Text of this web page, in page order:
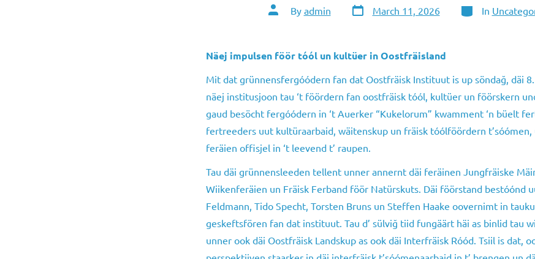
Post
author
By admin
Post
date
March 11, 2026 Categories
In
Näej impulsen föör tóól un kultüer in Oostfräisland
Mit dat grünnensfergóódern fan dat Oostfräisk Instituut is up söndağ, däi
näej institusjoon tau ‘t föördern fan oostfräisk tóól, kultüer un föörskern
gaud besöcht fergóódern in ‘t Auerker “Kukelorum” kwamment ‘n büelt
fertreeders uut kultüraarbaid, wäitenskup un fräisk tóólföördern t’sóómen,
feräien offisjel in ‘t leevend t’ raupen.
Tau däi grünnensleeden tellent unner annernt däi feräinen Jungfräiske
Wiikenferäien un Fräisk Ferband föör Natürskuts. Däi föörstand bestóónd
Feldmann, Tido Specht, Torsten Bruns un Steffen Haake oovernimt in
geskeftsfören fan dat instituut. Tau d’ sülviğ tiid fungäärt häi as binlid tau
unner ook däi Oostfräisk Landskup as ook däi Interfräisk Róód. Tsiil is dat,